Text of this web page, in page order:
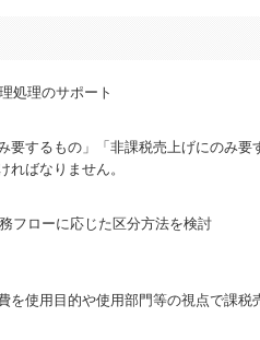
するもの」「非課税売上げにのみ要
ればなりません。
を使用目的や使用部門等の視点で課税